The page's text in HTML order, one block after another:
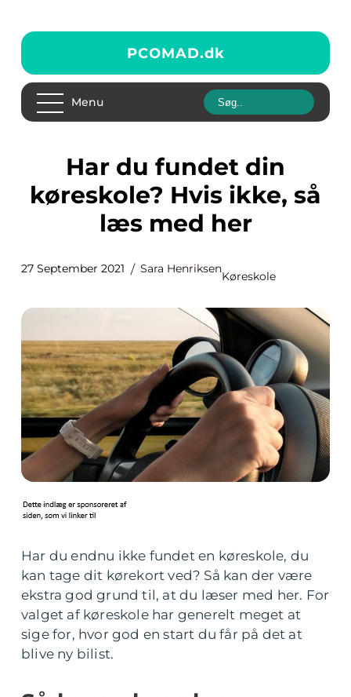
PCOMAD.dk
Menu
Har du fundet din
køreskole? Hvis ikke, så
læs med her
27 September 2021 Sara Henriksen
Køreskole
Har du endnu ikke fundet en køreskole, du
kan tage dit kørekort ved? Så kan der være
ekstra god grund til, at du læser med her. For
valget af køreskole har generelt meget at
sige for, hvor god en start du får på det at
blive ny bilist.